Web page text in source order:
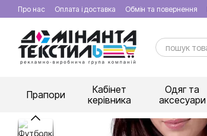
Перейти к основному контенту
Про нас Оплата і доставка Обмін та повернення
Прапори
Кабінет
керівника
Одяг та
аксесуари